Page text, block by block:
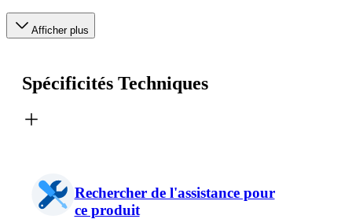
Afficher plus
Spécificités Techniques
Rechercher de l'assistance pour
ce produit